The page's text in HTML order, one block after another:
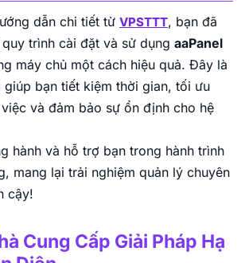
dẫn chi tiết từ VPSTTT, bạn đã
trình cài đặt và sử dụng aaPanel
máy chủ một cách hiệu quả. Đây là
bạn tiết kiệm thời gian, tối ưu
và đảm bảo sự ổn định cho hệ
hành và hỗ trợ bạn trong hành trình
mang lại trải nghiệm quản lý chuyên
cậy!
Cung Cấp Giải Pháp Hạ